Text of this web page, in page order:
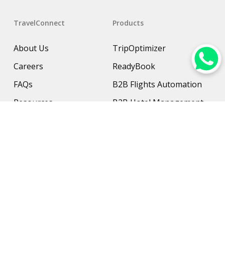
TravelConnect
About Us
Careers
FAQs
Resources
Products
TripOptimizer
ReadyBook
B2B Flights Automation
B2B Hotel Management